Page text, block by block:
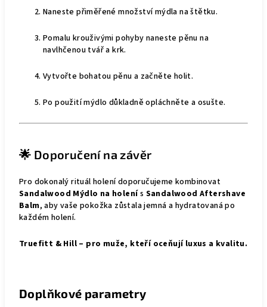
Naneste přiměřené množství mýdla na štětku.
Pomalu krouživými pohyby naneste pěnu na
navlhčenou tvář a krk.
Vytvořte bohatou pěnu a začněte holit.
Po použití mýdlo důkladně opláchněte a osušte.
🌟 Doporučení na závěr
Pro dokonalý rituál holení doporučujeme kombinovat
Sandalwood Mýdlo na holenís Sandalwood Aftershave
Balm, aby vaše pokožka zůstala jemná a hydratovaná po
každém holení.
Truefitt & Hill – pro muže, kteří oceňují luxus a kvalitu.
Doplňkové parametry